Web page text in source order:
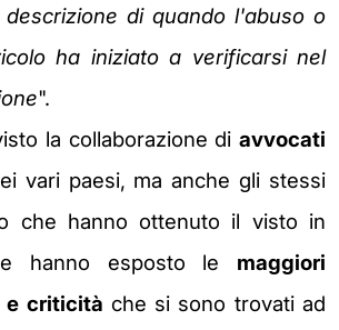
di quando l'abuso o
ha iniziato a verificarsi nel
".
la collaborazione di avvocati
vari paesi, ma anche gli stessi
che hanno ottenuto il visto in
hanno esposto le maggiori
e criticità che si sono trovati ad